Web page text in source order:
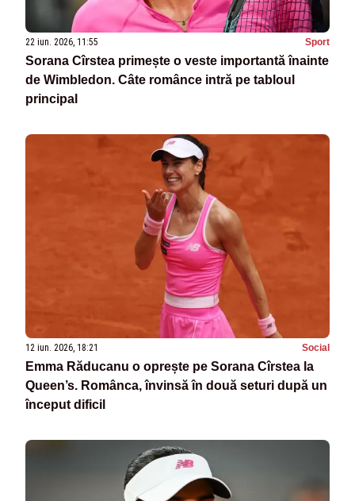
22 iun. 2026, 11:55 Sport
Sorana Cîrstea primește o veste importantă înainte
de Wimbledon. Câte românce intră pe tabloul
principal
12 iun. 2026, 18:21 Social
Emma Răducanu o oprește pe Sorana Cîrstea la
Queen’s. Românca, învinsă în două seturi după un
început dificil